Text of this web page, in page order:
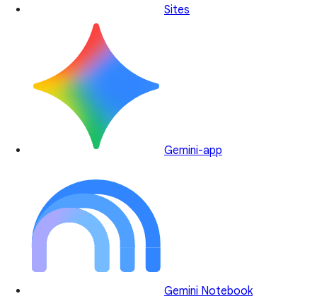
Sites
Gemini-app
Gemini Notebook